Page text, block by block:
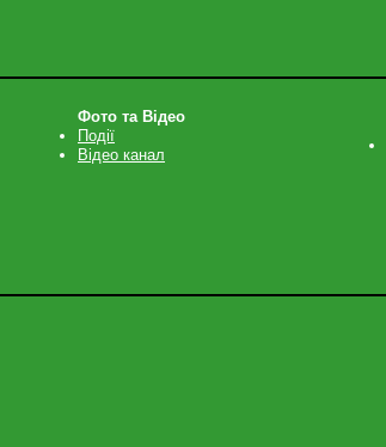
Фото та Відео
Події
Відео канал